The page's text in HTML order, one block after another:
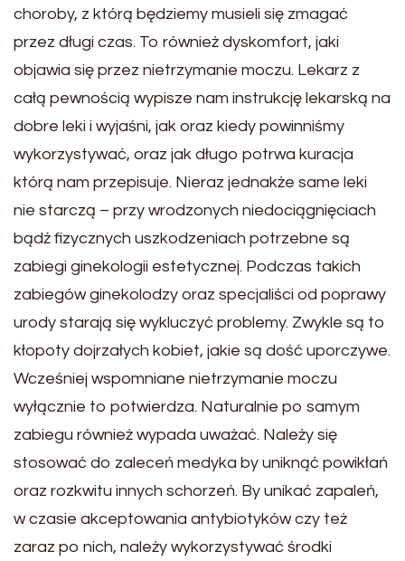
choroby, z którą będziemy musieli się zmagać
przez długi czas. To również dyskomfort, jaki
objawia się przez nietrzymanie moczu. Lekarz z
całą pewnością wypisze nam instrukcję lekarską na
dobre leki i wyjaśni, jak oraz kiedy powinniśmy
wykorzystywać, oraz jak długo potrwa kuracja
którą nam przepisuje. Nieraz jednakże same leki
nie starczą – przy wrodzonych niedociągnięciach
bądź fizycznych uszkodzeniach potrzebne są
zabiegi ginekologii estetycznej. Podczas takich
zabiegów ginekolodzy oraz specjaliści od poprawy
urody starają się wykluczyć problemy. Zwykle są to
kłopoty dojrzałych kobiet, jakie są dość uporczywe.
Wcześniej wspomniane nietrzymanie moczu
wyłącznie to potwierdza. Naturalnie po samym
zabiegu również wypada uważać. Należy się
stosować do zaleceń medyka by uniknąć powikłań
oraz rozkwitu innych schorzeń. By unikać zapaleń,
w czasie akceptowania antybiotyków czy też
zaraz po nich, należy wykorzystywać środki